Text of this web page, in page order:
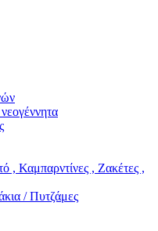
, Καμπαρντίνες , Ζακέτες ,
/ Πυτζάμες